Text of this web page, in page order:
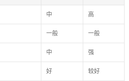
中 高
一般 一般
中 强
好 较好